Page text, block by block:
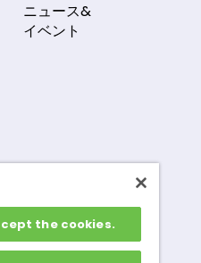
ニュース&
イベント
the cookies.